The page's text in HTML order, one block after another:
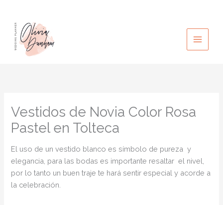
contenido
Vestidos de Novia Color Rosa
Pastel en Tolteca
El uso de un vestido blanco es símbolo de pureza y
elegancia, para las bodas es importante resaltar el nivel,
por lo tanto un buen traje te hará sentir especial y acorde a
la celebración.